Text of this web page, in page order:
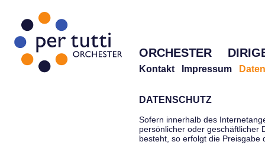
ORCHESTER
Kontakt Impressum
DATENSCHUTZ
Sofern innerhalb des
persönlicher oder geschäftlicher
besteht, so erfolgt die Preisgabe